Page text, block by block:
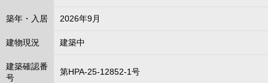
築年・入居 2026年9月
建物現況 建築中
建築確認番
号
第HPA-25-12852-1号